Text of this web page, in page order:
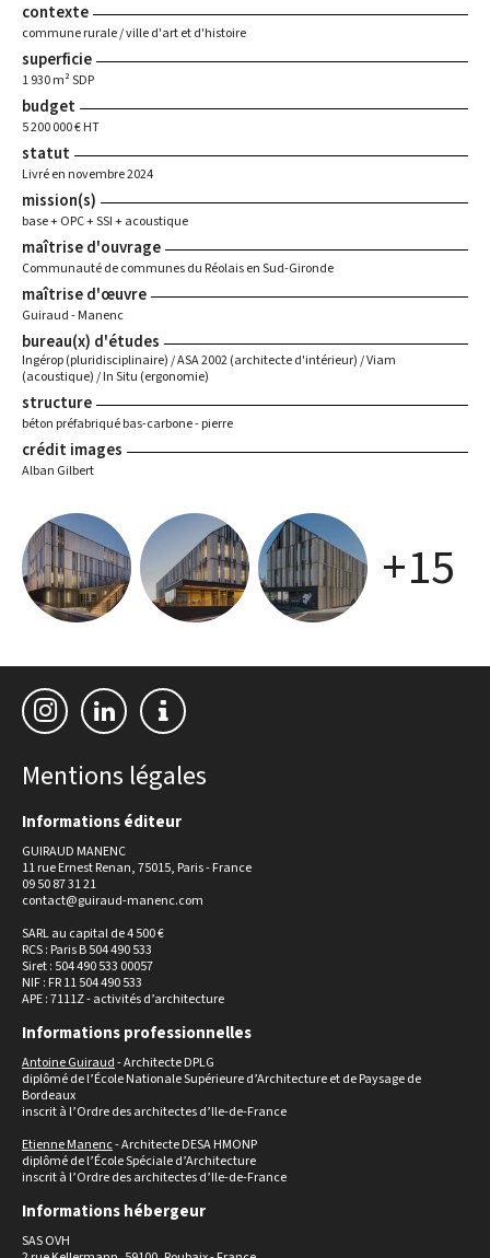
contexte
commune rurale / ville d'art et d'histoire
superficie
1 930 m² SDP
budget
5 200 000 € HT
statut
Livré en novembre 2024
mission(s)
base + OPC + SSI + acoustique
maîtrise d'ouvrage
Communauté de communes du Réolais en Sud-Gironde
maîtrise d'œuvre
Guiraud - Manenc
bureau(x) d'études
Ingérop (pluridisciplinaire) / ASA 2002 (architecte d'intérieur) / Viam
(acoustique) / In Situ (ergonomie)
structure
béton préfabriqué bas-carbone - pierre
crédit images
Alban Gilbert
+15
Mentions légales
Informations éditeur
GUIRAUD MANENC
11 rue Ernest Renan, 75015, Paris - France
09 50 87 31 21
contact@guiraud-manenc.com
SARL au capital de 4 500 €
RCS : Paris B 504 490 533
Siret : 504 490 533 00057
NIF : FR 11 504 490 533
APE : 7111Z - activités d’architecture
Informations professionnelles
Antoine Guiraud- Architecte DPLG
diplômé de l’École Nationale Supérieure d’Architecture et de Paysage de
Bordeaux
inscrit à l’Ordre des architectes d’Ile-de-France
Etienne Manenc- Architecte DESA HMONP
diplômé de l’École Spéciale d’Architecture
inscrit à l’Ordre des architectes d’Ile-de-France
Informations hébergeur
SAS OVH